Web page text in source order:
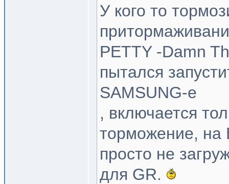
У кого то
PETTY -Damn
пытался
SAMSUNG-е
, включается
торможение, на
просто не
для GR.